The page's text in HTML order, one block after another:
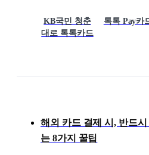
KB국민 청춘
대로 톡톡카드
톡톡 Pay카
해외 카드 결제 시, 반드
는 8가지 꿀팁